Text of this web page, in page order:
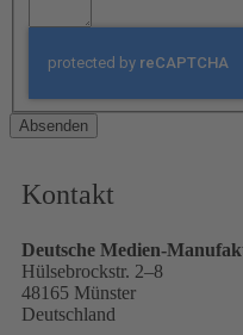
Absenden
Kontakt
Deutsche Medien-
Hülsebrockstr. 2–8
48165 Münster
Deutschland